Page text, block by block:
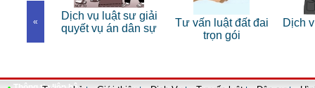
«
sư bào
Dịch vụ luật sư giải
quyết vụ án dân sự
Tư vấn luật đất đai
trọn gói
Dịch